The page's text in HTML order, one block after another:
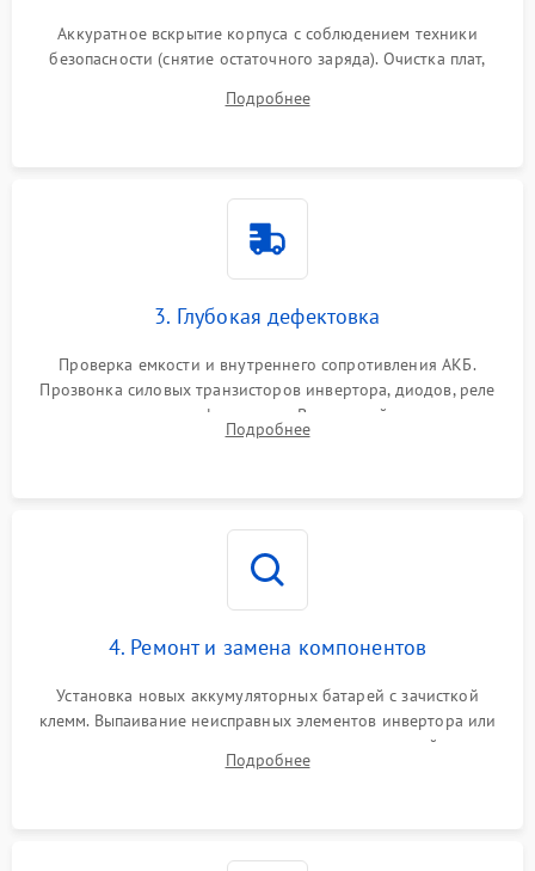
Аккуратное вскрытие корпуса с соблюдением техники
безопасности (снятие остаточного заряда). Очистка плат,
и кистей для предотвращения перегрева и замыканий.
Подробнее
3. Глубокая дефектовка
Проверка емкости и внутреннего сопротивления АКБ.
Прозвонка силовых транзисторов инвертора, диодов, реле
переключения и трансформатора. Визуальный поиск вздутых
конденсаторов и прогаров на печатной плате.
Подробнее
4. Ремонт и замена компонентов
Установка новых аккумуляторных батарей с зачисткой
клемм. Выпаивание неисправных элементов инвертора или
цепи зарядки и монтаж новых радиодеталей.
Восстановление поврежденных токоведущих дорожек и
Подробнее